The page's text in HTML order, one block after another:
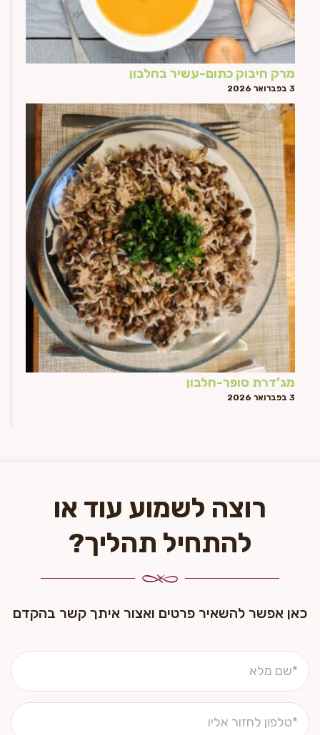
מרק חיבוק כתום-עשיר בחלבון
3 בפברואר 2026
מג’דרת סופר-חלבון
3 בפברואר 2026
רוצה לשמוע עוד או
להתחיל תהליך?
כאן אפשר להשאיר פרטים ואצור איתך קשר בהקדם